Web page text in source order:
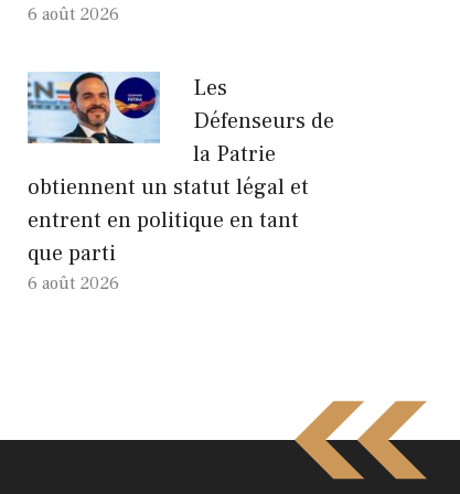
6 août 2026
Les
Défenseurs de
la Patrie
obtiennent un statut légal et
entrent en politique en tant
que parti
6 août 2026